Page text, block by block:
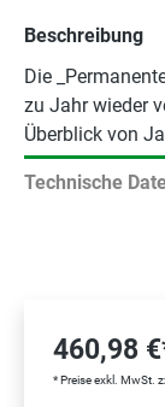
Beschreibung
Die
zu Jahr wieder
Überblick von
Technische
460,98
* Preise exkl. MwSt.